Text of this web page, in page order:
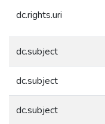
dc.rights.uri
dc.subject
dc.subject
dc.subject